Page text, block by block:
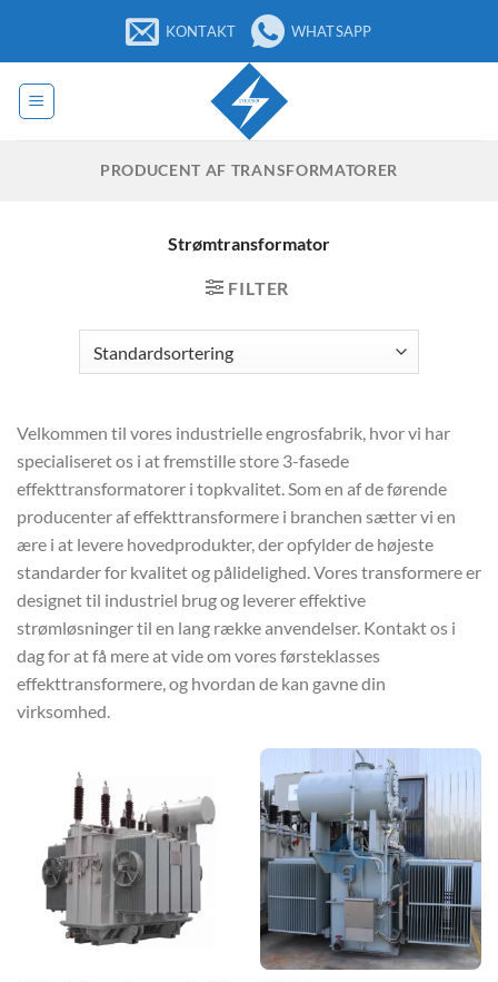
indhold
KONTAKT WHATSAPP
PRODUCENT AF TRANSFORMATORER
Strømtransformator
FILTER
Velkommen til vores industrielle engrosfabrik, hvor vi har
specialiseret os i at fremstille store 3-fasede
effekttransformatorer i topkvalitet. Som en af de førende
producenter af effekttransformere i branchen sætter vi en
ære i at levere hovedprodukter, der opfylder de højeste
standarder for kvalitet og pålidelighed. Vores transformere er
designet til industriel brug og leverer effektive
strømløsninger til en lang række anvendelser. Kontakt os i
dag for at få mere at vide om vores førsteklasses
effekttransformere, og hvordan de kan gavne din
virksomhed.